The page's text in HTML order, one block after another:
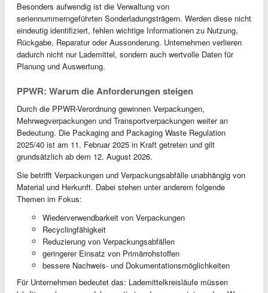
Besonders aufwendig ist die Verwaltung von
seriennummerngeführten Sonderladungsträgern. Werden diese nicht
eindeutig identifiziert, fehlen wichtige Informationen zu Nutzung,
Rückgabe, Reparatur oder Aussonderung. Unternehmen verlieren
dadurch nicht nur Lademittel, sondern auch wertvolle Daten für
Planung und Auswertung.
PPWR: Warum die Anforderungen steigen
Durch die PPWR-Verordnung gewinnen Verpackungen,
Mehrwegverpackungen und Transportverpackungen weiter an
Bedeutung. Die Packaging and Packaging Waste Regulation
2025/40 ist am 11. Februar 2025 in Kraft getreten und gilt
grundsätzlich ab dem 12. August 2026.
Sie betrifft Verpackungen und Verpackungsabfälle unabhängig von
Material und Herkunft. Dabei stehen unter anderem folgende
Themen im Fokus:
Wiederverwendbarkeit von Verpackungen
Recyclingfähigkeit
Reduzierung von Verpackungsabfällen
geringerer Einsatz von Primärrohstoffen
bessere Nachweis- und Dokumentationsmöglichkeiten
Für Unternehmen bedeutet das: Lademittelkreisläufe müssen